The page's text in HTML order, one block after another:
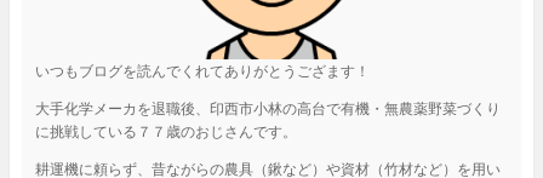
いつもブログを読んでくれてありがとうござます！
大手化学メーカを退職後、印西市小林の高台で有機・無農薬野菜づくり
に挑戦している７７歳のおじさんです。
耕運機に頼らず、昔ながらの農具（鍬など）や資材（竹材など）を用い